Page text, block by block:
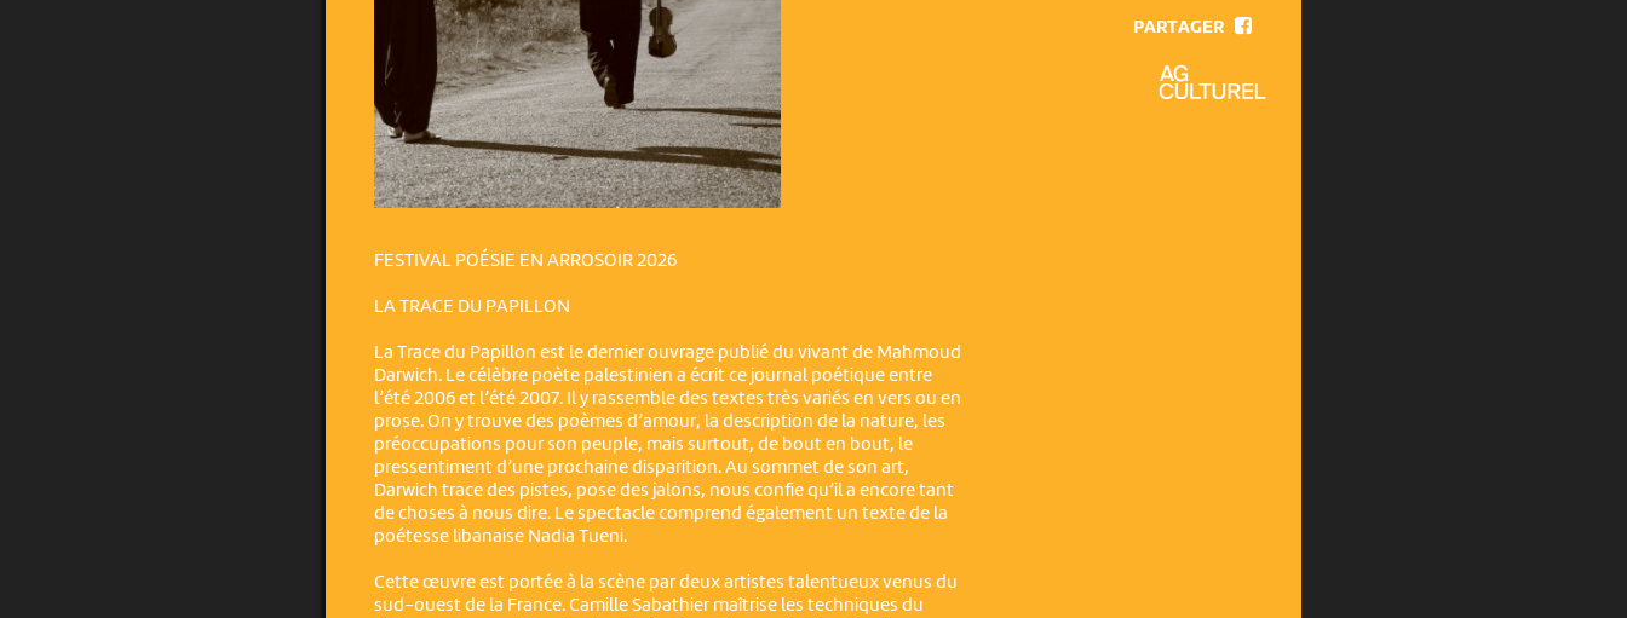
FESTIVAL POÉSIE EN ARROSOIR 2026
LA TRACE DU PAPILLON
La Trace du Papillon est le dernier ouvrage publié du vivant de Mahmoud
Darwich. Le célèbre poète palestinien a écrit ce journal poétique entre
l’été 2006 et l’été 2007. Il y rassemble des textes très variés en vers ou en
prose. On y trouve des poèmes d’amour, la description de la nature, les
préoccupations pour son peuple, mais surtout, de bout en bout, le
pressentiment d’une prochaine disparition. Au sommet de son art,
Darwich trace des pistes, pose des jalons, nous confie qu’il a encore tant
de choses à nous dire. Le spectacle comprend également un texte de la
poétesse libanaise Nadia Tueni.
Cette œuvre est portée à la scène par deux artistes talentueux venus du
sud-ouest de la France. Camille Sabathier maîtrise les techniques du
PARTAGER